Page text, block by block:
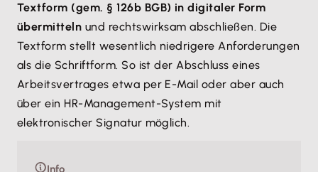
Textform (gem. § 126b BGB) in digitaler Form
übermitteln und rechtswirksam abschließen. Die
Textform stellt wesentlich niedrigere Anforderungen
als die Schriftform. So ist der Abschluss eines
Arbeitsvertrages etwa per E-Mail oder aber auch
über ein HR-Management-System mit
elektronischer Signatur möglich.
Info